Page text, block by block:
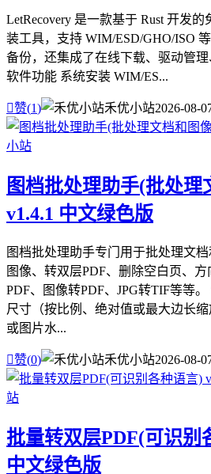
LetRecovery 是一款基于 Rust 开发
装工具，支持 WIM/ESD/GHO/ISO
备份，还集成了在线下载、驱动管理
软件功能 系统安装 WIM/ES...
赞(1) 禾优小站2026-08-
图档批处理助手(批处理
v1.4.1 中文绿色版
图档批处理助手专门用于批处理文
图像、转双层PDF、删除空白页、
PDF、图像转PDF、JPG转TIF等等
尺寸（按比例、绝对值或最大边长
或图片水...
赞(0) 禾优小站2026-08-
批量转双层PDF(可识别
中文绿色版